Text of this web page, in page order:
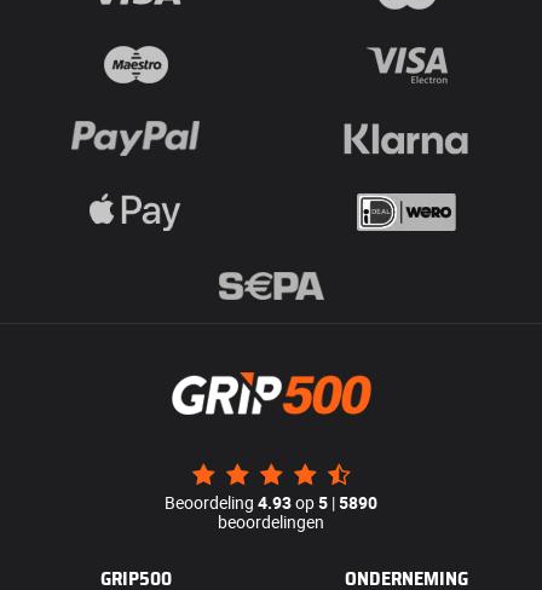
Beoordeling 4.93op5 |5890
beoordelingen
GRIP500 ONDERNEMING